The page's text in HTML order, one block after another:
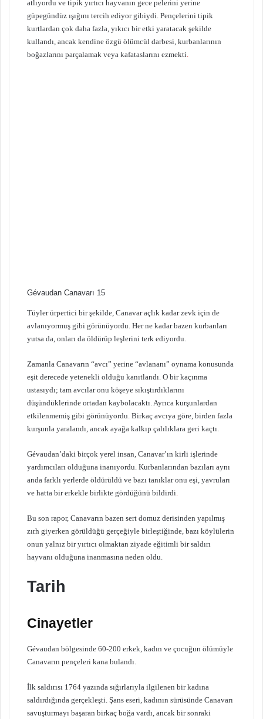
atlıyordu ve tipik yırtıcı hayvanın gece pelerini yerine
güpegündüz ışığını tercih ediyor gibiydi. Pençelerini tipik
kurtlardan çok daha fazla, yıkıcı bir etki yaratacak şekilde
kullandı, ancak kendine özgü ölümcül darbesi, kurbanlarının
boğazlarını parçalamak veya kafataslarını ezmekti.
Gévaudan Canavarı 15
Tüyler ürpertici bir şekilde, Canavar açlık kadar zevk için de
avlanıyormuş gibi görünüyordu. Her ne kadar bazen kurbanları
yutsa da, onları da öldürüp leşlerini terk ediyordu.
Zamanla Canavarın “avcı” yerine “avlananı” oynama konusunda
eşit derecede yetenekli olduğu kanıtlandı. O bir kaçınma
ustasıydı; tam avcılar onu köşeye sıkıştırdıklarını
düşündüklerinde ortadan kaybolacaktı. Ayrıca kurşunlardan
etkilenmemiş gibi görünüyordu. Birkaç avcıya göre, birden fazla
kurşunla yaralandı, ancak ayağa kalkıp çalılıklara geri kaçtı.
Gévaudan’daki birçok yerel insan, Canavar’ın kirli işlerinde
yardımcıları olduğuna inanıyordu. Kurbanlarından bazıları aynı
anda farklı yerlerde öldürüldü ve bazı tanıklar onu eşi, yavruları
ve hatta bir erkekle birlikte gördüğünü bildirdi.
Bu son rapor, Canavarın bazen sert domuz derisinden yapılmış
zırh giyerken görüldüğü gerçeğiyle birleştiğinde, bazı köylülerin
onun yalnız bir yırtıcı olmaktan ziyade eğitimli bir saldırı
hayvanı olduğuna inanmasına neden oldu.
Tarih
Cinayetler
Gévaudan bölgesinde 60-200 erkek, kadın ve çocuğun ölümüyle
Canavarın pençeleri kana bulandı.
İlk saldırısı 1764 yazında sığırlarıyla ilgilenen bir kadına
saldırdığında gerçekleşti. Şans eseri, kadının sürüsünde Canavarı
savuşturmayı başaran birkaç boğa vardı, ancak bir sonraki